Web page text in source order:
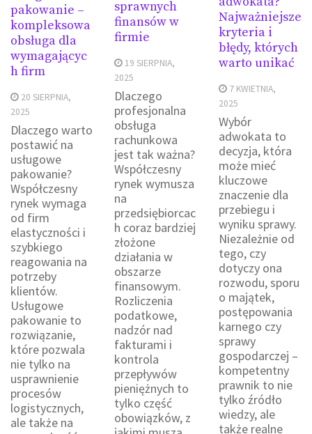
pakowanie –
kompleksowa
obsługa dla
wymagającyc
h firm
20 SIERPNIA,
2025
Dlaczego warto
postawić na
usługowe
pakowanie?
Współczesny
rynek wymaga
od firm
elastyczności i
szybkiego
reagowania na
potrzeby
klientów.
Usługowe
pakowanie to
rozwiązanie,
które pozwala
nie tylko na
usprawnienie
procesów
logistycznych,
ale także na
sprawnych
finansów w
firmie
19 SIERPNIA,
2025
Dlaczego
profesjonalna
obsługa
rachunkowa
jest tak ważna?
Współczesny
rynek wymusza
na
przedsiębiorcac
h coraz bardziej
złożone
działania w
obszarze
finansowym.
Rozliczenia
podatkowe,
nadzór nad
fakturami i
kontrola
przepływów
pieniężnych to
tylko część
obowiązków, z
Najważniejsze
kryteria i
błędy, których
warto unikać
7 KWIETNIA,
2025
Wybór
adwokata to
decyzja, która
może mieć
kluczowe
znaczenie dla
przebiegu i
wyniku sprawy.
Niezależnie od
tego, czy
dotyczy ona
rozwodu, sporu
o majątek,
postępowania
karnego czy
sprawy
gospodarczej –
kompetentny
prawnik to nie
tylko źródło
wiedzy, ale
także realne